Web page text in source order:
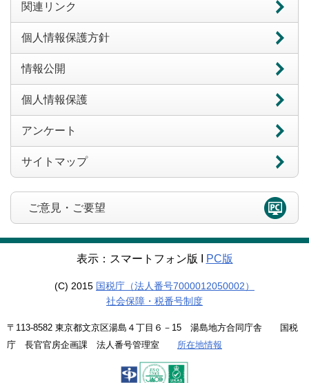
関連リンク
個人情報保護方針
情報公開
個人情報保護
アンケート
サイトマップ
ご意見・ご要望
表示：スマートフォン版 Ι PC版
(C) 2015 国税庁（法人番号7000012050002）
社会保障・税番号制度
〒113-8582 東京都文京区湯島４丁目６－15 湯島地方合同庁舎 国税
庁 長官官房企画課 法人番号管理室 所在地情報